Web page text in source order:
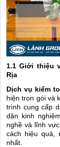
1.1 Giới thiệu
Rịa
Dịch vụ kiểm
hiện trọn gói và
trình cung cấp
dặn kinh
nghề và lĩnh
cách hiệu quả,
nhất.